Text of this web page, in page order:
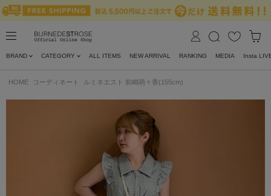
BRAND CATEGORY ALL ITEMS NEW ARRIVAL RANKING MEDIA Insta
HOME コーディネート ルミネエスト 前嶋萌々香(155cm)